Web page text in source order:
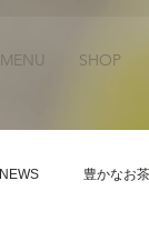
MENU SHOP
NEWS 豊かなお